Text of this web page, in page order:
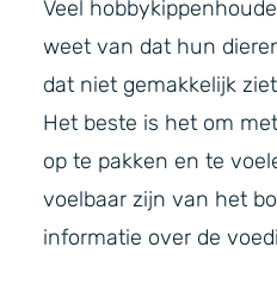
Veel
weet van dat hun
dat niet gemakkelijk
Het beste is het om
op te pakken en te
voelbaar zijn van het
informatie over de